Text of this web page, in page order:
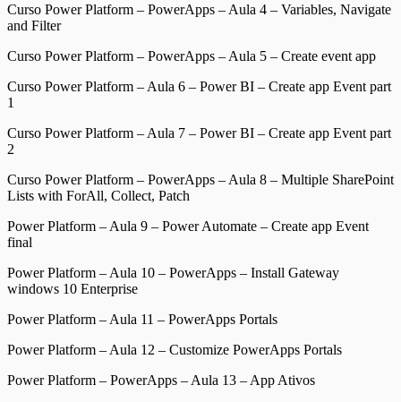
Curso Power Platform – PowerApps – Aula 4 – Variables, Navigate
and Filter
Curso Power Platform – PowerApps – Aula 5 – Create event app
Curso Power Platform – Aula 6 – Power BI – Create app Event part
1
Curso Power Platform – Aula 7 – Power BI – Create app Event part
2
Curso Power Platform – PowerApps – Aula 8 – Multiple SharePoint
Lists with ForAll, Collect, Patch
Power Platform – Aula 9 – Power Automate – Create app Event
final
Power Platform – Aula 10 – PowerApps – Install Gateway
windows 10 Enterprise
Power Platform – Aula 11 – PowerApps Portals
Power Platform – Aula 12 – Customize PowerApps Portals
Power Platform – PowerApps – Aula 13 – App Ativos